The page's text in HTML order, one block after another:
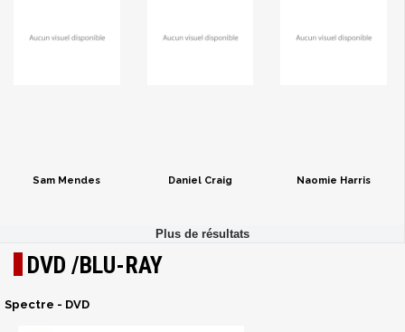
Sam Mendes Daniel Craig Naomie Harris
DVD /BLU-RAY
Spectre - DVD